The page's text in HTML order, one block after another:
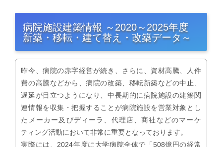
病院施設建築情報 ～2020～2025年度
新築・移転・建て替え・改築データ～
昨今、病院の赤字経営が続き、さらに、資材高騰、人件
費の高騰などから、病院の改築、移転新築などの中止、
遅延が目立つようになり、中長期的に病院施設の建築関
連情報を収集・把握することが病院施設を営業対象とし
たメーカー及びディーラ、代理店、商社などのマーケ
ティング活動において非常に重要となっております。
実際には、2024年度に大学病院全体で「508億円の経常